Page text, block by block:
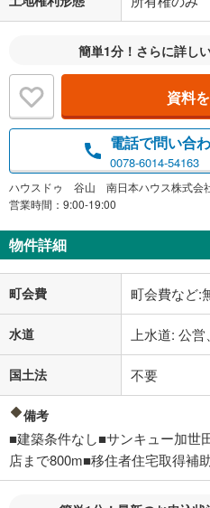
簡単1分！さらに詳し
資料
電話で問い合
0078-6014-54163
ハウスドゥ 谷山 南日本ハウス株式会
営業時間：9:00-19:00
物件詳細
町会費 町会費など:
水道 上水道: 公
国土法 不要
備考
■建築条件なし■サンキュー加世
店まで800m■移住者住宅取得補